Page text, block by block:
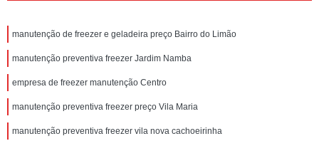
manutenção de freezer e geladeira preço Bairro do Limão
manutenção preventiva freezer Jardim Namba
empresa de freezer manutenção Centro
manutenção preventiva freezer preço Vila Maria
manutenção preventiva freezer vila nova cachoeirinha